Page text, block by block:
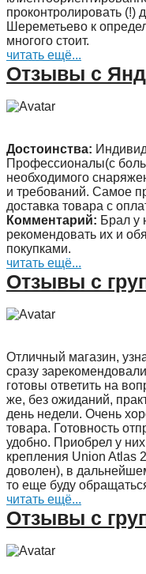
проконтролировать (!)
Шереметьево к
многого стоит.
читать ещё...
Отзывы с
Достоинства:
Профессионалы(с
необходимого
и требований. Самое
доставка товара с
Комментарий: Брал у
рекомендовать их и
покупками.
читать ещё...
Отзывы с
Отличный магазин,
сразу
готовы ответить на
же, без ожиданий,
день недели. Очень
товара. Готовность
удобно. Приобрел у
крепления Union Atlas
доволен), в
то еще буду
читать ещё...
Отзывы с